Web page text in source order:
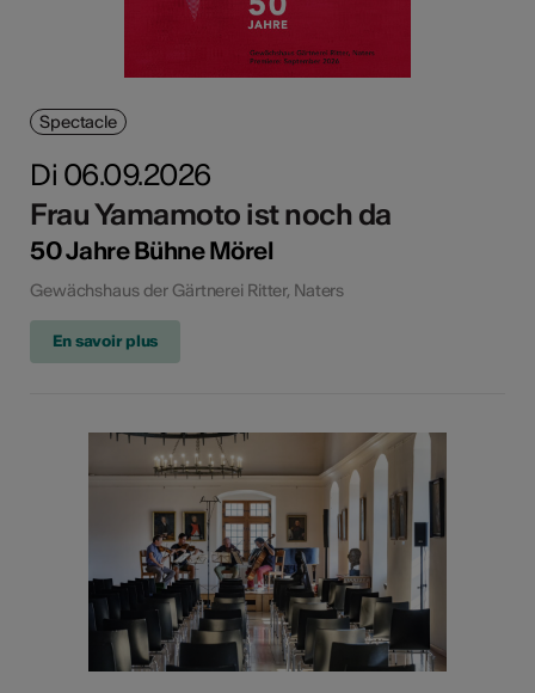
Spectacle
Di 06.09.2026
Frau Yamamoto ist noch da
50 Jahre Bühne Mörel
Gewächshaus der Gärtnerei Ritter, Naters
En savoir plus